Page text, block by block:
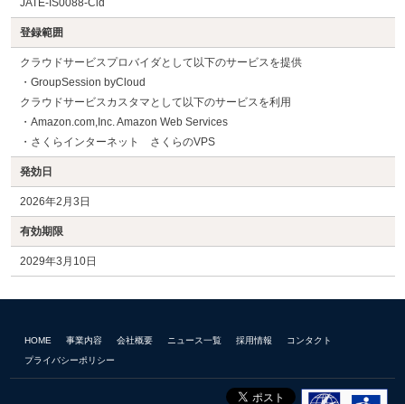
登録範囲
クラウドサービスプロバイダとして以下のサービスを提供
・GroupSession byCloud
クラウドサービスカスタマとして以下のサービスを利用
・Amazon.com,Inc. Amazon Web Services
・さくらインターネット さくらのVPS
発効日
2026年2月3日
有効期限
2029年3月10日
HOME 事業内容 会社概要 ニュース一覧 採用情報
コンタクト
プライバシーポリシー